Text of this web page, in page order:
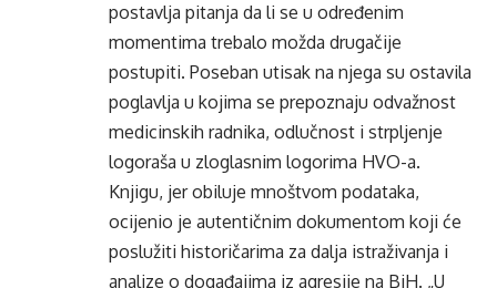
postavlja pitanja da li se u određenim
momentima trebalo možda drugačije
postupiti. Poseban utisak na njega su ostavila
poglavlja u kojima se prepoznaju odvažnost
medicinskih radnika, odlučnost i strpljenje
logoraša u zloglasnim logorima HVO-a.
Knjigu, jer obiluje mnoštvom podataka,
ocijenio je autentičnim dokumentom koji će
poslužiti historičarima za dalja istraživanja i
analize o događajima iz agresije na BiH. „U